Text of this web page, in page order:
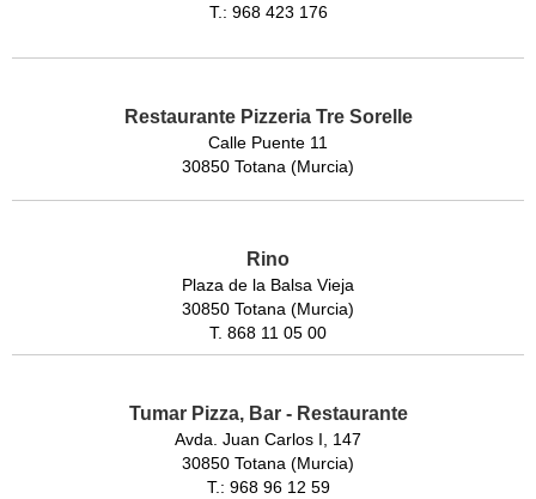
T.: 968 423 176
Restaurante Pizzeria Tre Sorelle
Calle Puente 11
30850 Totana (Murcia)
Rino
Plaza de la Balsa Vieja
30850 Totana (Murcia)
T. 868 11 05 00
Tumar Pizza, Bar - Restaurante
Avda. Juan Carlos I, 147
30850 Totana (Murcia)
T.: 968 96 12 59